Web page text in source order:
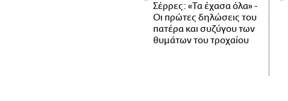
Σέρρες: «Τα έχασα όλα» -
Οι πρώτες δηλώσεις του
πατέρα και συζύγου των
θυμάτων του τροχαίου